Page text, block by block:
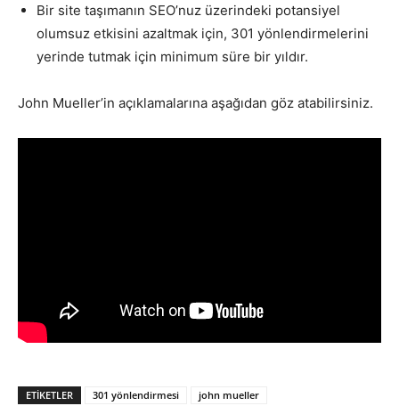
Bir site taşımanın SEO’nuz üzerindeki potansiyel
olumsuz etkisini azaltmak için, 301 yönlendirmelerini
yerinde tutmak için minimum süre bir yıldır.
John Mueller’in açıklamalarına aşağıdan göz atabilirsiniz.
ETIKETLER 301 yönlendirmesi john mueller